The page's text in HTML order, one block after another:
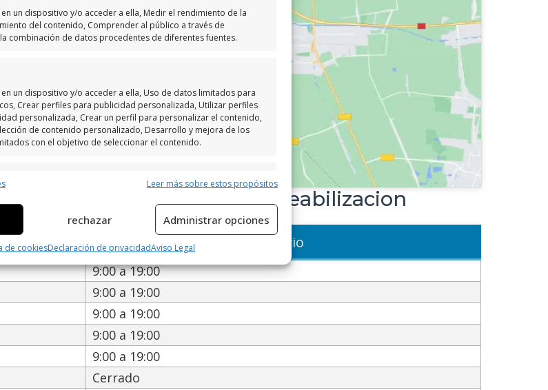
un dispositivo y/o acceder a ella, Medir el rendimiento de la
del contenido, Comprender al público a través de
combinación de datos procedentes de diferentes fuentes.
un dispositivo y/o acceder a ella, Uso de datos limitados para
Crear perfiles para publicidad personalizada, Utilizar perfiles
personalizada, Crear un perfil para personalizar el contenido,
de contenido personalizado, Desarrollo y mejora de los
con el objetivo de seleccionar el contenido.
Identificación de dispositivos en función de la
forma automática.
geográfica precisa, Identificar los
de la información solicitada activamente.
evitar y detectar fraudes, y eliminar
publicidad y contenido, Guardar y
de privacidad.
Siempre activo
Leer más sobre estos propósitos
rechazar Administrar opciones
de cookiesDeclaración de privacidadAviso Legal
Sistemas De Impermeabilizacion
Horario
9:00 a 19:00
9:00 a 19:00
9:00 a 19:00
9:00 a 19:00
9:00 a 19:00
Cerrado